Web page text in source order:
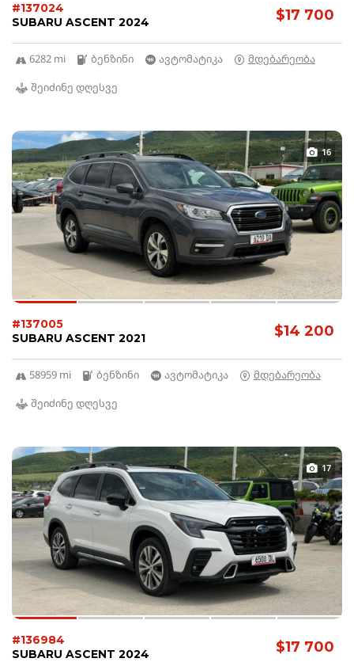
$17 700
#137024
SUBARU ASCENT 2024
6282 mi ბენზინი ავტომატიკა
მდებარეობა
შეიძინე დღესვე
16
$14 200
#137005
SUBARU ASCENT 2021
58959 mi ბენზინი ავტომატიკა
მდებარეობა
შეიძინე დღესვე
17
$17 700
#136984
SUBARU ASCENT 2024